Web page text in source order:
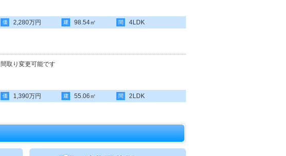
価 2,280万円 建 98.54㎡ 間 4LDK
間取り変更可能です
価 1,390万円 建 55.06㎡ 間 2LDK